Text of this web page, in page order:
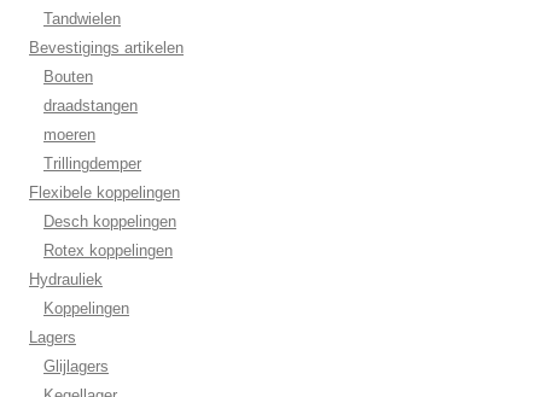
Tandwielen
Bevestigings artikelen
Bouten
draadstangen
moeren
Trillingdemper
Flexibele koppelingen
Desch koppelingen
Rotex koppelingen
Hydrauliek
Koppelingen
Lagers
Glijlagers